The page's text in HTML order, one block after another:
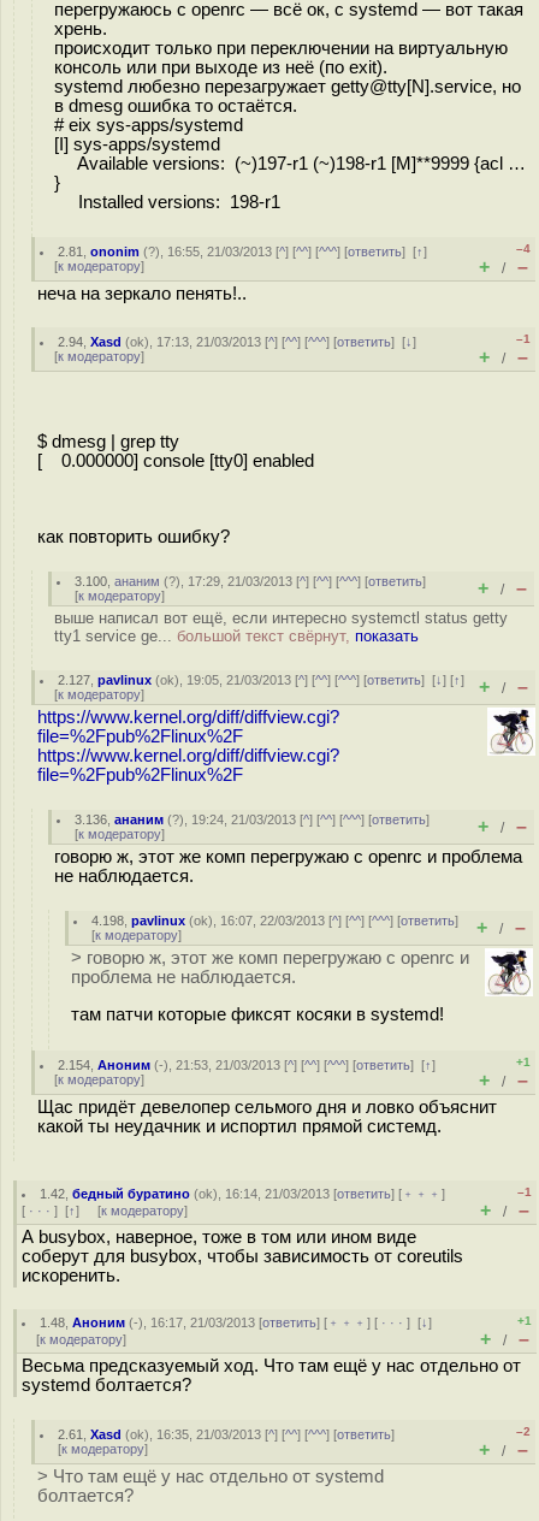
перегружаюсь с openrc — всё ок, с systemd — вот такая
хрень.
происходит только при переключении на виртуальную
консоль или при выходе из неё (по exit).
systemd любезно перезагружает getty@tty[N].service, но
в dmesg ошибка то остаётся.
# eix sys-apps/systemd
[I] sys-apps/systemd
Available versions: (~)197-r1 (~)198-r1 [M]**9999 {acl …
}
Installed versions: 198-r1
2.81 ,ononim (?), 16:55, 21/03/2013 [^] [^^] [^^^] [ответить][↑]
[к модератору]
–4
+ / –
неча на зеркало пенять!..
2.94 ,Xasd (ok), 17:13, 21/03/2013 [^] [^^] [^^^] [ответить][↓]
[к модератору]
–1
+ / –
$ dmesg | grep tty
[ 0.000000] console [tty0] enabled
как повторить ошибку?
3.100 ,ананим (?), 17:29, 21/03/2013 [^] [^^] [^^^] [ответить]
[к модератору] + / –
выше написал вот ещё, если интересно systemctl status getty
tty1 service ge... большой текст свёрнут, показать
2.127 ,pavlinux (ok), 19:05, 21/03/2013 [^] [^^] [^^^] [ответить][↓] [↑]
[к модератору] + / –
https://www.kernel.org/diff/diffview.cgi?
file=%2Fpub%2Flinux%2F
https://www.kernel.org/diff/diffview.cgi?
file=%2Fpub%2Flinux%2F
3.136 ,ананим (?), 19:24, 21/03/2013 [^] [^^] [^^^] [ответить]
[к модератору] + / –
говорю ж, этот же комп перегружаю с openrc и проблема
не наблюдается.
4.198 ,pavlinux (ok), 16:07, 22/03/2013 [^] [^^] [^^^] [ответить]
[к модератору] + / –
> говорю ж, этот же комп перегружаю с openrc и
проблема не наблюдается.
там патчи которые фиксят косяки в systemd!
2.154 ,Аноним (-), 21:53, 21/03/2013 [^] [^^] [^^^] [ответить][↑]
[к модератору]
+1
+ / –
Щас придёт девелопер сельмого дня и ловко объяснит
какой ты неудачник и испортил прямой системд.
1.42 ,бедный буратино (ok), 16:14, 21/03/2013 [ответить] [ ﹢﹢﹢]
[ · · · ] [↑] [к модератору]
–1
+ / –
А busybox, наверное, тоже в том или ином виде
соберут для busybox, чтобы зависимость от coreutils
искоренить.
1.48 ,Аноним (-), 16:17, 21/03/2013 [ответить] [ ﹢﹢﹢] [ · · ·][↓]
[к модератору]
+1
+ / –
Весьма предсказуемый ход. Что там ещё у нас отдельно от
systemd болтается?
2.61 ,Xasd (ok), 16:35, 21/03/2013 [^] [^^] [^^^] [ответить]
[к модератору]
–2
+ / –
> Что там ещё у нас отдельно от systemd
болтается?